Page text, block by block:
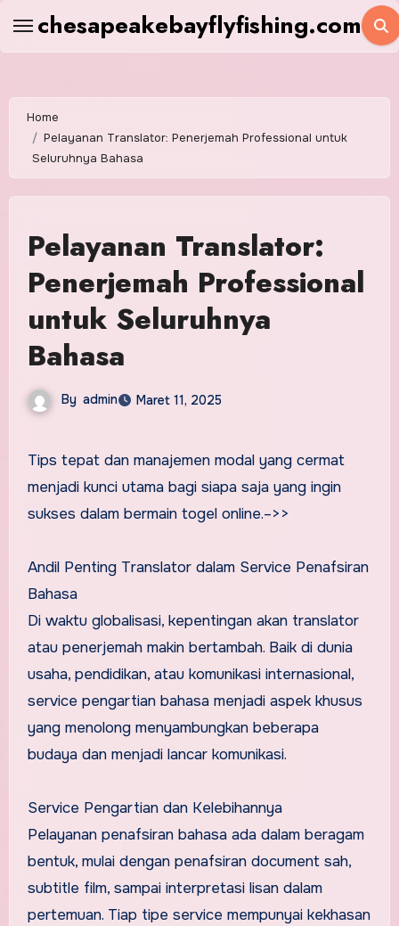
chesapeakebayflyfishing.com
Home
Pelayanan Translator: Penerjemah Professional untuk
Seluruhnya Bahasa
Pelayanan Translator:
Penerjemah Professional
untuk Seluruhnya
Bahasa
By admin Maret 11, 2025
Tips tepat dan manajemen modal yang cermat
menjadi kunci utama bagi siapa saja yang ingin
sukses dalam bermain togel online.–>>
Andil Penting Translator dalam Service Penafsiran
Bahasa
Di waktu globalisasi, kepentingan akan translator
atau penerjemah makin bertambah. Baik di dunia
usaha, pendidikan, atau komunikasi internasional,
service pengartian bahasa menjadi aspek khusus
yang menolong menyambungkan beberapa
budaya dan menjadi lancar komunikasi.
Service Pengartian dan Kelebihannya
Pelayanan penafsiran bahasa ada dalam beragam
bentuk, mulai dengan penafsiran document sah,
subtitle film, sampai interpretasi lisan dalam
pertemuan. Tiap tipe service mempunyai kekhasan